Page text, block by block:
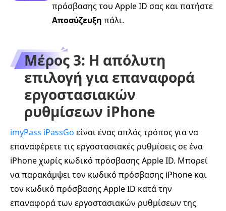
πρόσβασης του Apple ID σας και πατήστε
Αποσύζευξη πάλι.
Μέρος 3: Η απόλυτη
επιλογή για επαναφορά
εργοστασιακών
ρυθμίσεων iPhone
imyPass iPassGo είναι ένας απλός τρόπος για να
επαναφέρετε τις εργοστασιακές ρυθμίσεις σε ένα
iPhone χωρίς κωδικό πρόσβασης Apple ID. Μπορεί
να παρακάμψει τον κωδικό πρόσβασης iPhone και
τον κωδικό πρόσβασης Apple ID κατά την
επαναφορά των εργοστασιακών ρυθμίσεων της